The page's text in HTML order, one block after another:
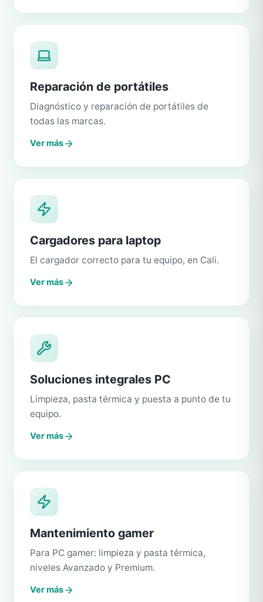
Reparación de portátiles
Diagnóstico y reparación de portátiles de
todas las marcas.
Ver más
Cargadores para laptop
El cargador correcto para tu equipo, en Cali.
Ver más
Soluciones integrales PC
Limpieza, pasta térmica y puesta a punto de tu
equipo.
Ver más
Mantenimiento gamer
Para PC gamer: limpieza y pasta térmica,
niveles Avanzado y Premium.
Ver más